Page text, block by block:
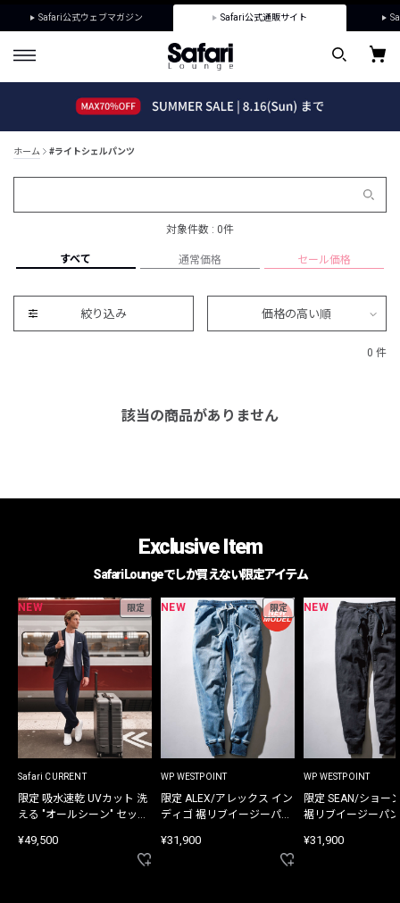
Safari公式ウェブマガジン Safari公式通販サイト
ホーム #ライトシェルパンツ
対象件数 : 0件
すべて 通常価格 セール価格
絞り込み 価格の高い順
0 件
該当の商品がありません
Exclusive Item
Safari Loungeでしか買えない限定アイテム
NEW 限定
Safari CURRENT
限定 吸水速乾 UVカット 洗
える "オールシーン" セット
¥49,500
NEW 限定
WP WESTPOINT
限定 ALEX/アレックス イン
ディゴ 裾リブイージーパン
¥31,900
NEW
WP WESTPOINT
限定 SEAN/ショー
裾リブイージーパ
¥31,900